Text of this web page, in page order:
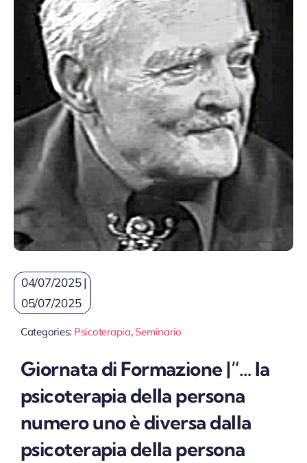
04/07/2025 |
05/07/2025
Categories: Psicoterapia, Seminario
Giornata di Formazione |“… la
psicoterapia della persona
numero uno è diversa dalla
psicoterapia della persona